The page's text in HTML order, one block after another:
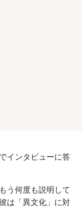
インタビューに答
う何度も説明して
は「異文化」に対